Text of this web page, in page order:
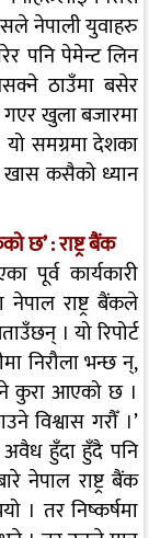
नेपाली युवाहरु
पनि पेमेन्ट लिन
ठाउँमा बसेर
गएर खुला बजारमा
समग्रमा देशका
खास कसैको ध्यान
छ’ : राष्ट्र बैंक
पूर्व कार्यकारी
नेपाल राष्ट्र बैंकले
। यो रिपोर्ट
निरौला भन्छ न्,
कुरा आएको छ ।
विश्वास गरौँ ।’
हुँदा हुँदै पनि
नेपाल राष्ट्र बैंक
। तर निष्कर्षमा